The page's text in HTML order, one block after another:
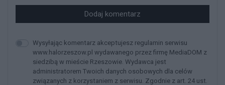
Dodaj komentarz
Wysyłając komentarz akceptujesz regulamin serwisu
www.halorzeszow.pl wydawanego przez firmę MediaDOM z
siedzibą w mieście Rzeszowie. Wydawca jest
administratorem Twoich danych osobowych dla celów
związanych z korzystaniem z serwisu. Zgodnie z art. 24 ust.